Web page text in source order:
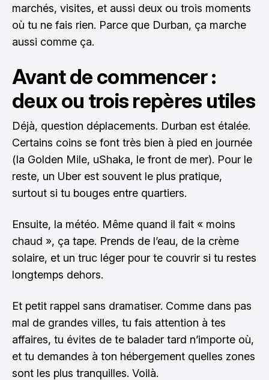
marchés, visites, et aussi deux ou trois moments
où tu ne fais rien. Parce que Durban, ça marche
aussi comme ça.
Avant de commencer :
deux ou trois repères utiles
Déjà, question déplacements. Durban est étalée.
Certains coins se font très bien à pied en journée
(la Golden Mile, uShaka, le front de mer). Pour le
reste, un Uber est souvent le plus pratique,
surtout si tu bouges entre quartiers.
Ensuite, la météo. Même quand il fait « moins
chaud », ça tape. Prends de l’eau, de la crème
solaire, et un truc léger pour te couvrir si tu restes
longtemps dehors.
Et petit rappel sans dramatiser. Comme dans pas
mal de grandes villes, tu fais attention à tes
affaires, tu évites de te balader tard n’importe où,
et tu demandes à ton hébergement quelles zones
sont les plus tranquilles. Voilà.